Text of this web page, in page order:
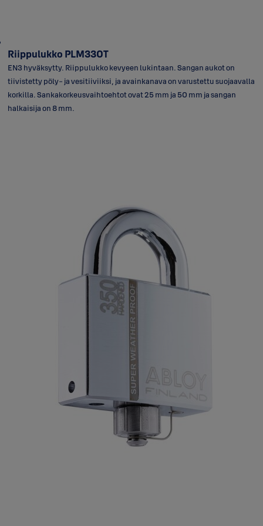
Riippulukko PLM330T
EN3 hyväksytty. Riippulukko kevyeen lukintaan. Sangan aukot on
tiivistetty pöly- ja vesitiiviiksi, ja avainkanava on varustettu suojaavalla
korkilla. Sankakorkeusvaihtoehtot ovat 25 mm ja 50 mm ja sangan
halkaisija on 8 mm.